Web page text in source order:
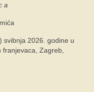
a
svibnja 2026. godine u
Zagreb,